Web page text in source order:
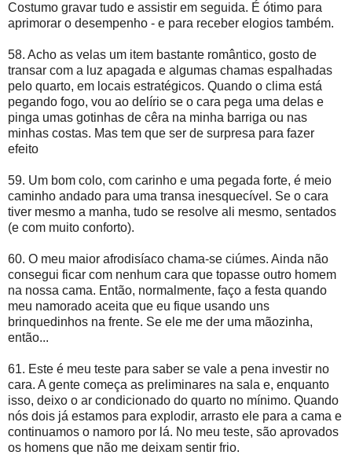
Costumo gravar tudo e assistir em seguida. É ótimo para
aprimorar o desempenho - e para receber elogios também.
58. Acho as velas um item bastante romântico, gosto de
transar com a luz apagada e algumas chamas espalhadas
pelo quarto, em locais estratégicos. Quando o clima está
pegando fogo, vou ao delírio se o cara pega uma delas e
pinga umas gotinhas de cêra na minha barriga ou nas
minhas costas. Mas tem que ser de surpresa para fazer
efeito
59. Um bom colo, com carinho e uma pegada forte, é meio
caminho andado para uma transa inesquecível. Se o cara
tiver mesmo a manha, tudo se resolve ali mesmo, sentados
(e com muito conforto).
60. O meu maior afrodisíaco chama-se ciúmes. Ainda não
consegui ficar com nenhum cara que topasse outro homem
na nossa cama. Então, normalmente, faço a festa quando
meu namorado aceita que eu fique usando uns
brinquedinhos na frente. Se ele me der uma mãozinha,
então...
61. Este é meu teste para saber se vale a pena investir no
cara. A gente começa as preliminares na sala e, enquanto
isso, deixo o ar condicionado do quarto no mínimo. Quando
nós dois já estamos para explodir, arrasto ele para a cama e
continuamos o namoro por lá. No meu teste, são aprovados
os homens que não me deixam sentir frio.